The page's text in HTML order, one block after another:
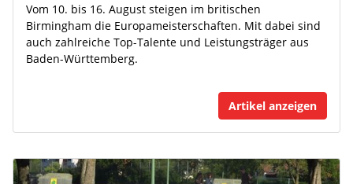
Vom 10. bis 16. August steigen im britischen
Birmingham die Europameisterschaften. Mit dabei sind
auch zahlreiche Top-Talente und Leistungsträger aus
Baden-Württemberg.
Artikel anzeigen